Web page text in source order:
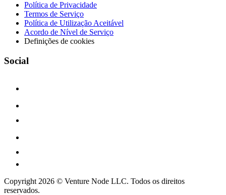
Política de Privacidade
Termos de Serviço
Política de Utilização Aceitável
Acordo de Nível de Serviço
Definições de cookies
Social
Copyright 2026 © Venture Node LLC. Todos os direitos
reservados.